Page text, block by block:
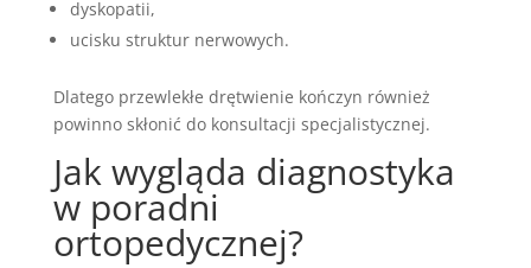
dyskopatii,
ucisku struktur nerwowych.
Dlatego przewlekłe drętwienie kończyn również
powinno skłonić do konsultacji specjalistycznej.
Jak wygląda diagnostyka
w poradni
ortopedycznej?